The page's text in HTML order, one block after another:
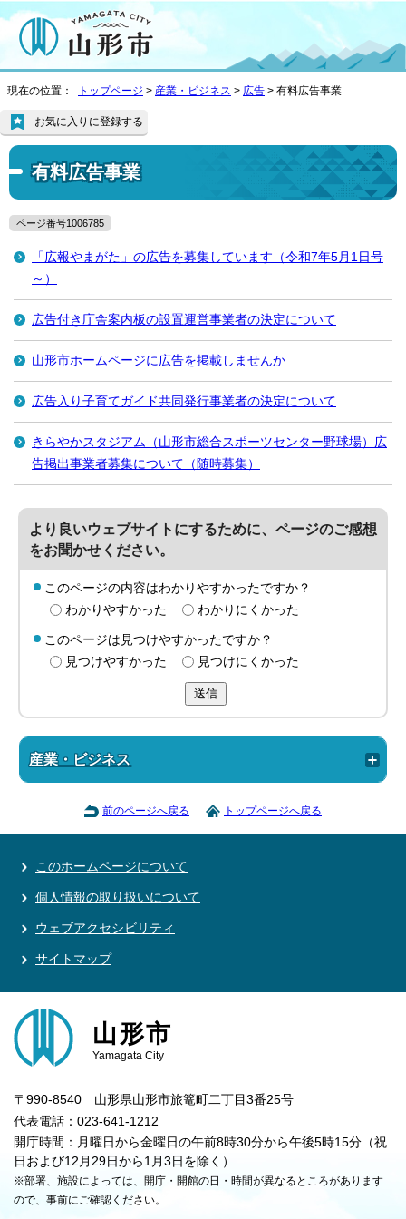
現在の位置： トップページ > 産業・ビジネス > 広告 > 有料広告事業
有料広告事業
お気に入りに登録する
ページ番号1006785
「広報やまがた」の広告を募集しています（令和7年5月1日号
～）
広告付き庁舎案内板の設置運営事業者の決定について
山形市ホームページに広告を掲載しませんか
広告入り子育てガイド共同発行事業者の決定について
きらやかスタジアム（山形市総合スポーツセンター野球場）広
告掲出事業者募集について（随時募集）
より良いウェブサイトにするために、ページのご感想
をお聞かせください。
このページの内容はわかりやすかったですか？
わかりやすかった
わかりにくかった
このページは見つけやすかったですか？
見つけやすかった
見つけにくかった
送信
産業・ビジネス
前のページへ戻る トップページへ戻る
このホームページについて
個人情報の取り扱いについて
ウェブアクセシビリティ
サイトマップ
山形市
Yamagata City
〒990-8540 山形県山形市旅篭町二丁目3番25号
代表電話：023-641-1212
開庁時間：月曜日から金曜日の午前8時30分から午後5時15分（祝
日および12月29日から1月3日を除く）
※部署、施設によっては、開庁・開館の日・時間が異なるところがあります
ので、事前にご確認ください。